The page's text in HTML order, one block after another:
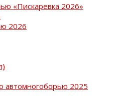
«Пискаревка 2026»
2026
автомногоборью 2025